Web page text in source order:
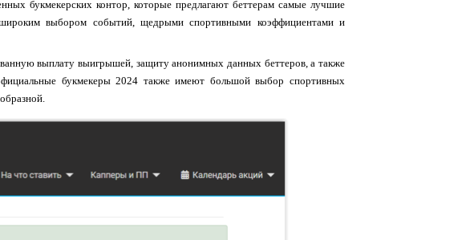
букмекерских контор, которые предлагают беттерам самые лучшие
выбором событий, щедрыми спортивными коэффициентами и
выплату выигрышей, защиту анонимных данных беттеров, а также
букмекеры 2024 также имеют большой выбор спортивных